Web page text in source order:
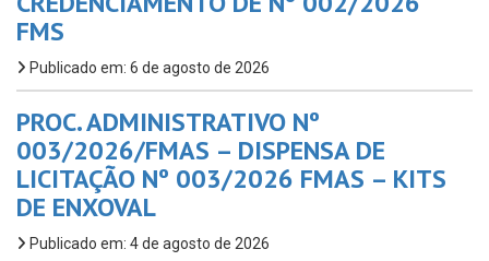
FMS
Publicado em: 6 de agosto de 2026
PROC. ADMINISTRATIVO Nº
003/2026/FMAS – DISPENSA DE
LICITAÇÃO Nº 003/2026 FMAS – KITS
DE ENXOVAL
Publicado em: 4 de agosto de 2026